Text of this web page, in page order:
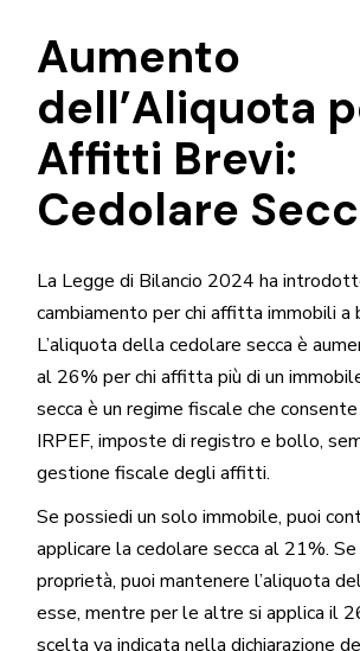
Aumento
dell’Aliquota
Affitti Brevi:
Cedolare
La Legge di Bilancio 2024 ha
cambiamento per chi affitta immobili a
L’aliquota della cedolare secca è
al 26% per chi affitta più di un
secca è un regime fiscale che
IRPEF, imposte di registro e bollo,
gestione fiscale degli affitti.
Se possiedi un solo immobile, puoi
applicare la cedolare secca al 21%.
proprietà, puoi mantenere l’aliquota
esse, mentre per le altre si applica il
scelta va indicata nella dichiarazione